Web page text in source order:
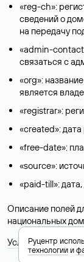
«reg-ch»:
сведений о
на передачу
«admin-
связаться с
«org»:
является
«registrar»:
«created»:
«free-date»:
«source»:
«paid-till»:
Описание полей
национальных
УсловияРуцентр
технологиии